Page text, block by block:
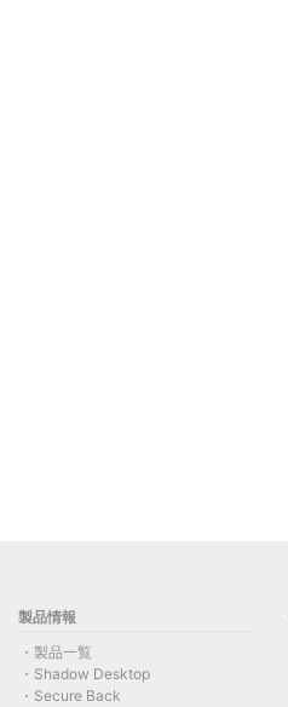
製品情報
製品一覧
Shadow Desktop
Secure Back